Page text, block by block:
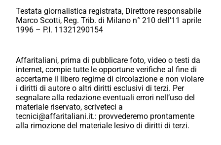
Testata giornalistica registrata, Direttore responsabile
Marco Scotti, Reg. Trib. di Milano n° 210 dell’11 aprile
1996 – P.I. 11321290154
Affaritaliani, prima di pubblicare foto, video o testi da
internet, compie tutte le opportune verifiche al fine di
accertarne il libero regime di circolazione e non violare
i diritti di autore o altri diritti esclusivi di terzi. Per
segnalare alla redazione eventuali errori nell’uso del
materiale riservato, scriveteci a
tecnici@affaritaliani.it.: provvederemo prontamente
alla rimozione del materiale lesivo di diritti di terzi.